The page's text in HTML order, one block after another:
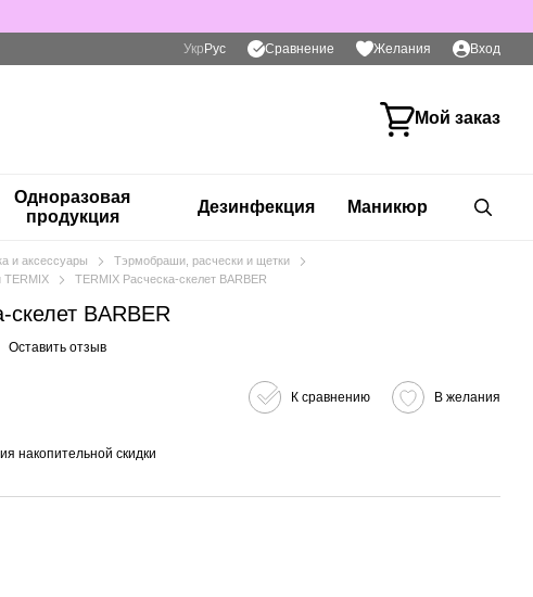
Укр Рус Сравнение Желания Вход
Мой заказ
Одноразовая
продукция
Дезинфекция Маникюр
и аксессуары
Тэрмобраши, расчески и щетки
TERMIX
TERMIX Расческа-скелет BARBER
скелет BARBER
Оставить отзыв
К сравнению В желания
накопительной скидки